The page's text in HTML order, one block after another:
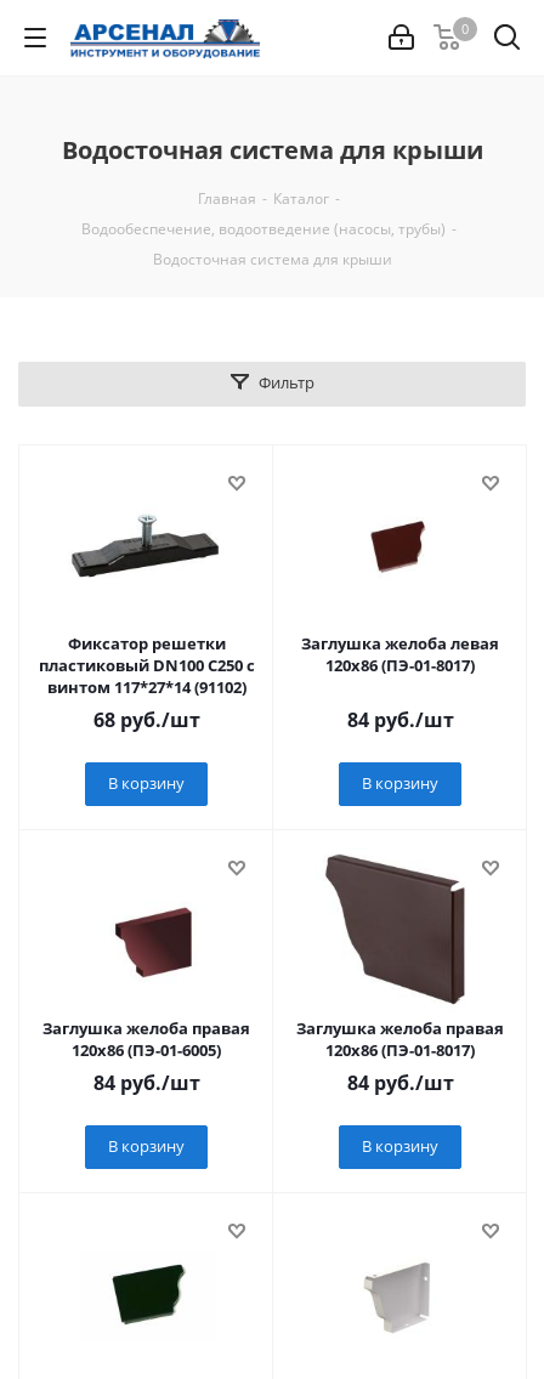
0
Водосточная система для крыши
Главная - Каталог -
Водообеспечение, водоотведение (насосы, трубы) -
Водосточная система для крыши
Фильтр
Фиксатор решетки
пластиковый DN100 C250 с
винтом 117*27*14 (91102)
68руб./шт
В корзину
Заглушка желоба левая
120х86 (ПЭ-01-8017)
84руб./шт
В корзину
Заглушка желоба правая
120х86 (ПЭ-01-6005)
84руб./шт
В корзину
Заглушка желоба правая
120х86 (ПЭ-01-8017)
84руб./шт
В корзину